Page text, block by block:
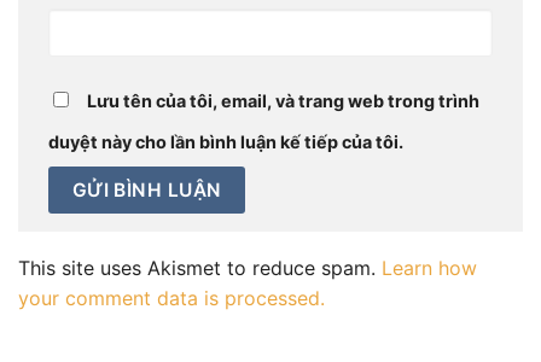
Lưu tên của tôi, email, và trang web trong trình
duyệt này cho lần bình luận kế tiếp của tôi.
This site uses Akismet to reduce spam. Learn how
your comment data is processed.